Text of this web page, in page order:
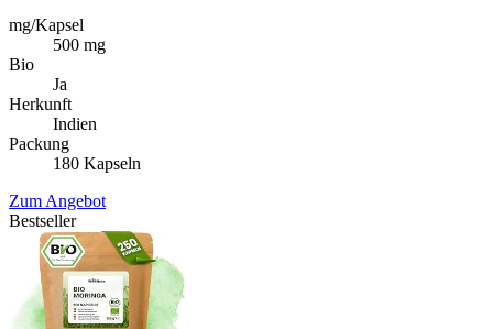
mg/Kapsel
500 mg
Bio
Ja
Herkunft
Indien
Packung
180 Kapseln
Zum Angebot
Bestseller